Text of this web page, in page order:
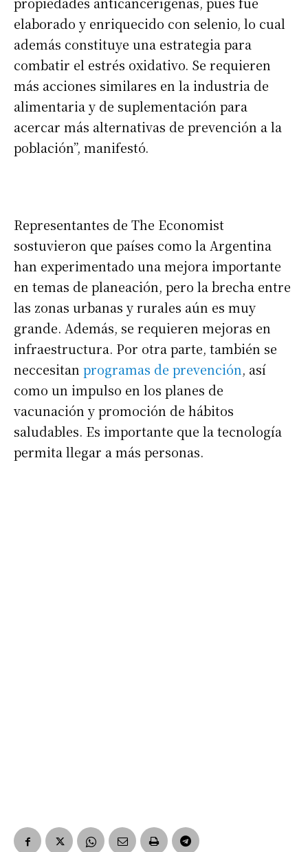
Suscribirme gratis
Dirección de correo electrónico
Apellidos
Número de teléfono
elaborado y enriquecido con selenio, lo cual
además constituye una estrategia para
combatir el estrés oxidativo. Se requieren
más acciones similares en la industria de
alimentaria y de suplementación para
acercar más alternativas de prevención a la
población”, manifestó.
Representantes de The Economist
sostuvieron que países como la Argentina
han experimentado una mejora importante
en temas de planeación, pero la brecha entre
las zonas urbanas y rurales aún es muy
grande. Además, se requieren mejoras en
infraestructura. Por otra parte, también se
neccesitan programas de prevención, así
como un impulso en los planes de
vacunación y promoción de hábitos
saludables. Es importante que la tecnología
permita llegar a más personas.